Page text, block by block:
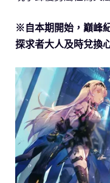
※自本期開始，巔峰
探求者大人及時兌換